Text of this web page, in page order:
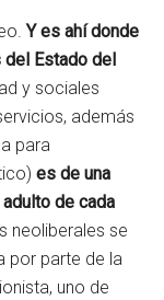
Y es ahí donde
Estado del
y sociales
además
para
es de una
de cada
neoliberales se
por parte de la
uno de